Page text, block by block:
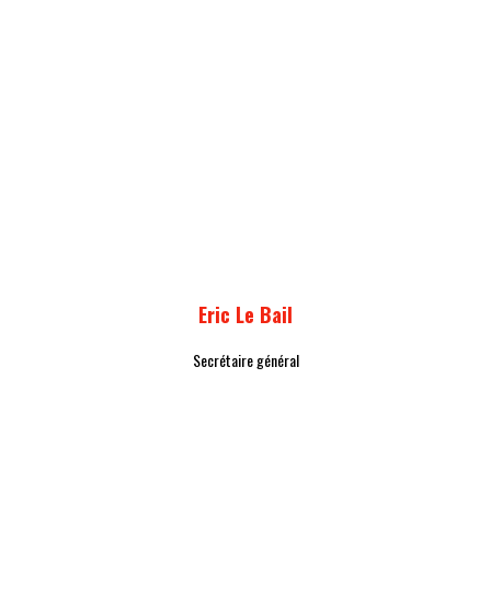
Eric Le Bail
Secrétaire général